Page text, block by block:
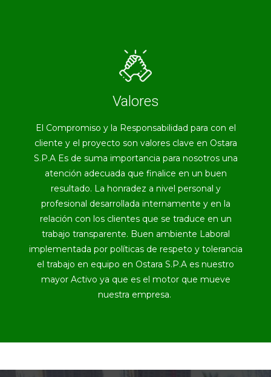
Valores
El Compromiso y la Responsabilidad para con el
cliente y el proyecto son valores clave en Ostara
S.P.A Es de suma importancia para nosotros una
atención adecuada que finalice en un buen
resultado. La honradez a nivel personal y
profesional desarrollada internamente y en la
relación con los clientes que se traduce en un
trabajo transparente. Buen ambiente Laboral
implementada por políticas de respeto y tolerancia
el trabajo en equipo en Ostara S.P.A es nuestro
mayor Activo ya que es el motor que mueve
nuestra empresa.